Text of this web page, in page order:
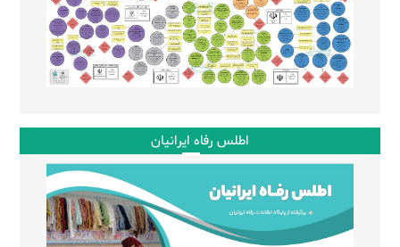
اطلس رفاه ایرانیان